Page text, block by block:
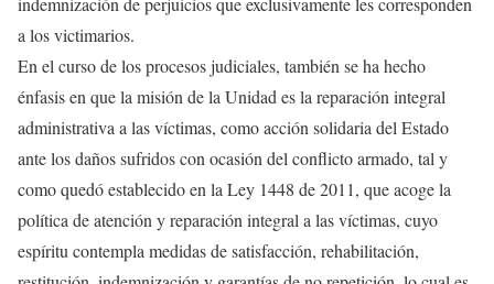
a los victimarios.
En el curso de los procesos judiciales, también se ha hecho
énfasis en que la misión de la Unidad es la reparación integral
administrativa a las víctimas, como acción solidaria del Estado
ante los daños sufridos con ocasión del conflicto armado, tal y
como quedó establecido en la Ley 1448 de 2011, que acoge la
política de atención y reparación integral a las víctimas, cuyo
espíritu contempla medidas de satisfacción, rehabilitación,